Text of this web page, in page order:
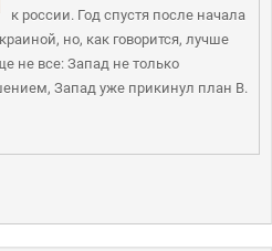
к россии. Год спустя после начала
но, как говорится, лучше
не все: Запад не только
Запад уже прикинул план В.